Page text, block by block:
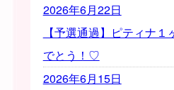
2026年6月22日
【予選通過】ピティナ
でとう！♡
2026年6月15日